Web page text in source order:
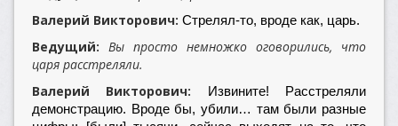
Валерий Викторович: Стрелял-то, вроде как, царь.
Ведущий: Вы просто немножко оговорились, что
царя расстреляли.
Валерий Викторович: Извините! Расстреляли
демонстрацию. Вроде бы, убили… там были разные